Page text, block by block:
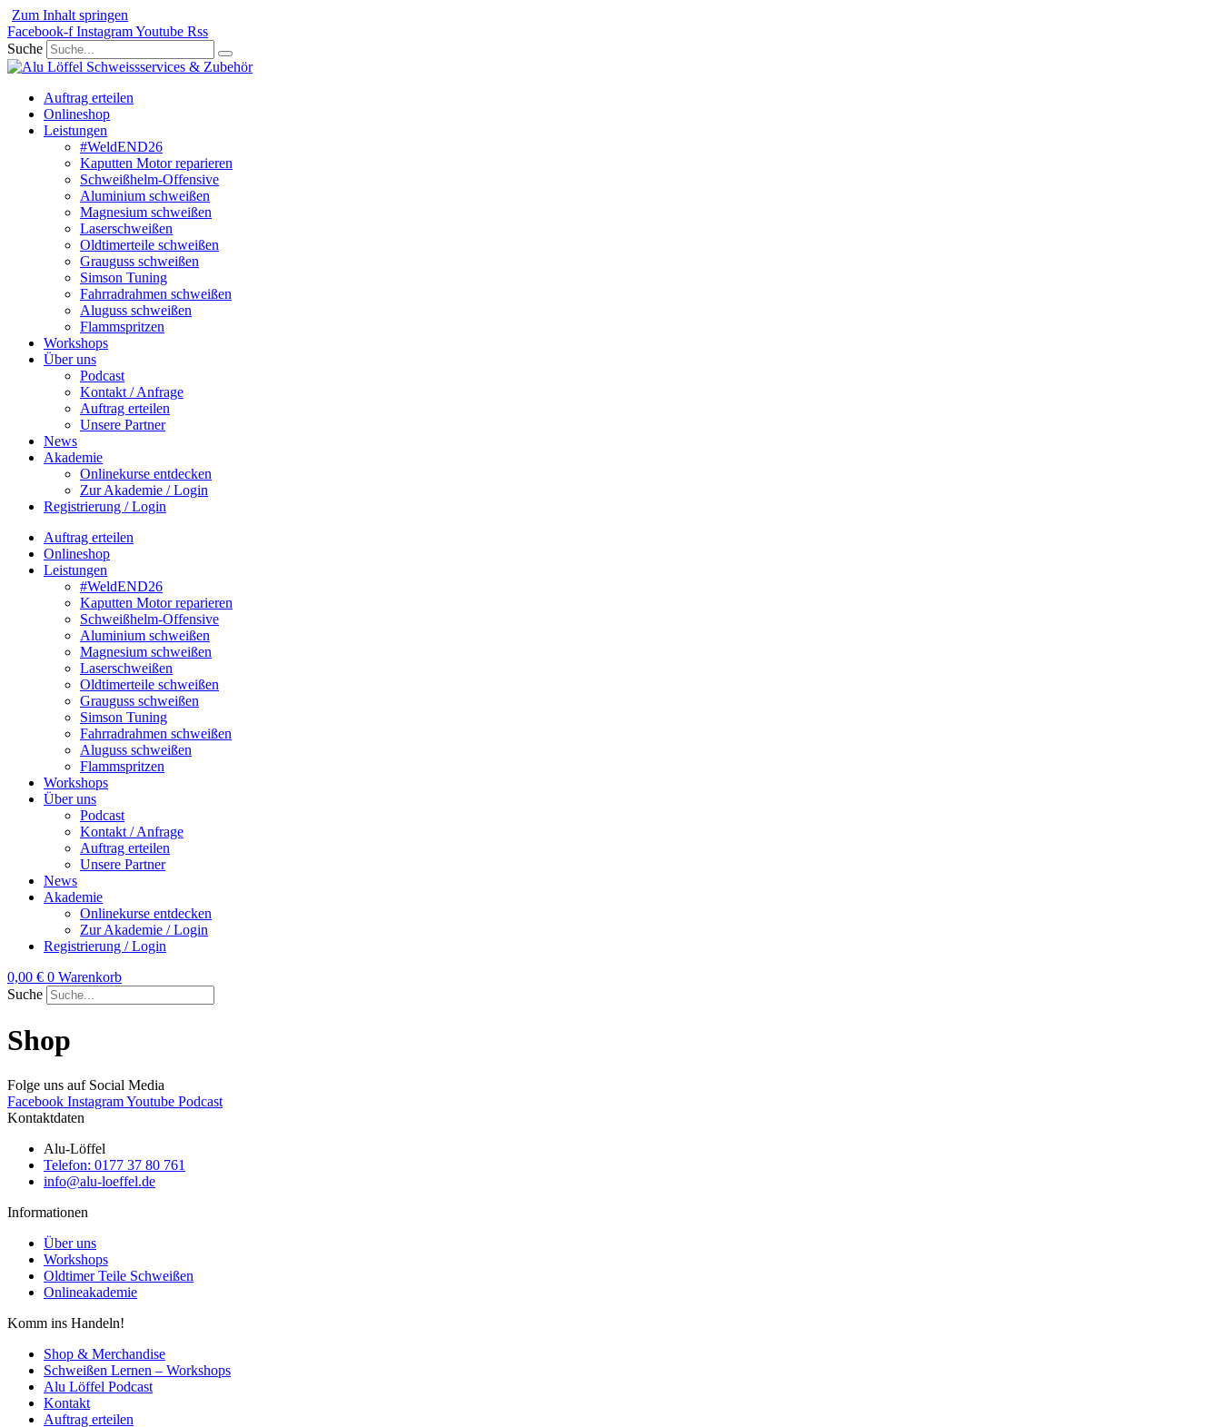
Zum Inhalt springen
Facebook-f InstagramYoutube Rss
Suche
Auftrag erteilen
Onlineshop
Leistungen
#WeldEND26
Kaputten Motor reparieren
Schweißhelm-Offensive
Aluminium schweißen
Magnesium schweißen
Laserschweißen
Oldtimerteile schweißen
Grauguss schweißen
Simson Tuning
Fahrradrahmen schweißen
Aluguss schweißen
Flammspritzen
Workshops
Über uns
Podcast
Kontakt / Anfrage
Auftrag erteilen
Unsere Partner
News
Akademie
Onlinekurse entdecken
Zur Akademie / Login
Registrierung / Login
Auftrag erteilen
Onlineshop
Leistungen
#WeldEND26
Kaputten Motor reparieren
Schweißhelm-Offensive
Aluminium schweißen
Magnesium schweißen
Laserschweißen
Oldtimerteile schweißen
Grauguss schweißen
Simson Tuning
Fahrradrahmen schweißen
Aluguss schweißen
Flammspritzen
Workshops
Über uns
Podcast
Kontakt / Anfrage
Auftrag erteilen
Unsere Partner
News
Akademie
Onlinekurse entdecken
Zur Akademie / Login
Registrierung / Login
0,00 € 0 Warenkorb
Suche
Shop
Folge uns auf Social Media
Facebook InstagramYoutube Podcast
Kontaktdaten
Alu-Löffel
Telefon: 0177 37 80 761
info@alu-loeffel.de
Informationen
Über uns
Workshops
Oldtimer Teile Schweißen
Onlineakademie
Komm ins Handeln!
Shop & Merchandise
Schweißen Lernen – Workshops
Alu Löffel Podcast
Kontakt
Auftrag erteilen